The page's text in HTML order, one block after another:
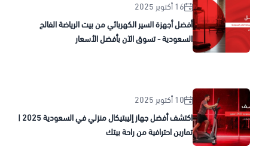
16 أكتوبر 2025
أفضل أجهزة السير الكهربائي من بيت الرياضة الفالح
السعودية - تسوق الآن بأفضل الأسعار
10 أكتوبر 2025
اكتشف أفضل جهاز إليبتيكال منزلي في السعودية 2025 |
تمارين احترافية من راحة بيتك